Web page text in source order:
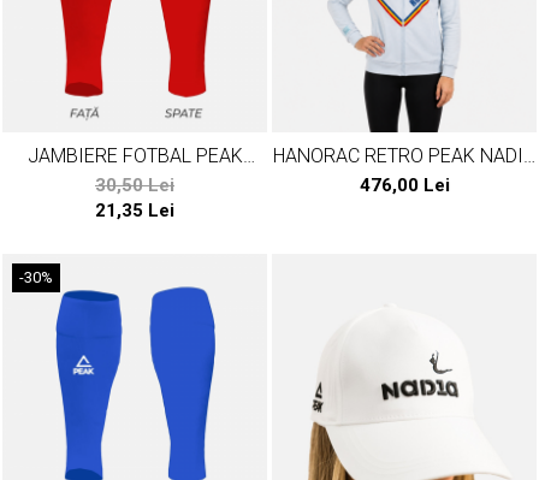
JAMBIERE FOTBAL PEAK
ROSU
30,50 Lei
21,35 Lei
HANORAC RETRO PEAK NADIA
1976
476,00 Lei
-30%